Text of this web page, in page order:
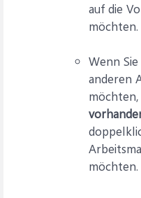
auf die
möchten.
Wenn
anderen
möchten.